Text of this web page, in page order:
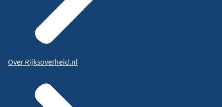
Over Rijksoverheid.nl